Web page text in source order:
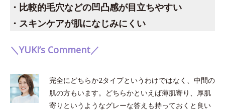
・比較的毛穴などの凹凸感が目立ちやすい
・スキンケアが肌になじみにくい
＼YUKI’s Comment／
完全にどちらか2タイプというわけではなく、中間の
肌の方もいます。どちらかといえば薄肌寄り、厚肌
寄りというようなグレーな答えも持っておくと良い